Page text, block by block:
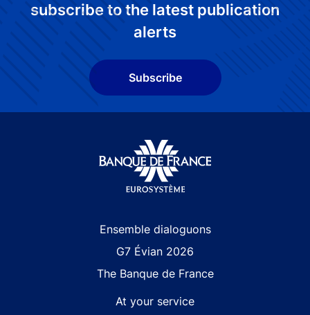
subscribe to the latest publication
alerts
Subscribe
Ensemble dialoguons
G7 Évian 2026
The Banque de France
At your service